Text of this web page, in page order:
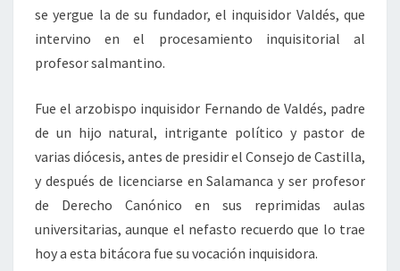
se yergue la de su fundador, el inquisidor Valdés, que
intervino en el procesamiento inquisitorial al
profesor salmantino.
Fue el arzobispo inquisidor Fernando de Valdés, padre
de un hijo natural, intrigante político y pastor de
varias diócesis, antes de presidir el Consejo de Castilla,
y después de licenciarse en Salamanca y ser profesor
de Derecho Canónico en sus reprimidas aulas
universitarias, aunque el nefasto recuerdo que lo trae
hoy a esta bitácora fue su vocación inquisidora.